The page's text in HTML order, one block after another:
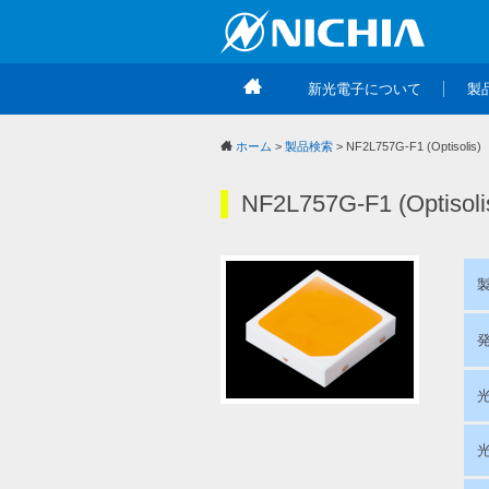
新光電子について 製
ホーム > 製品検索 > NF2L757G-F1 (Optisolis)
NF2L757G-F1